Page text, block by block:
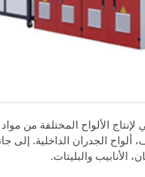
ألواح الجدران الداخلية. إلى
والبليتات.